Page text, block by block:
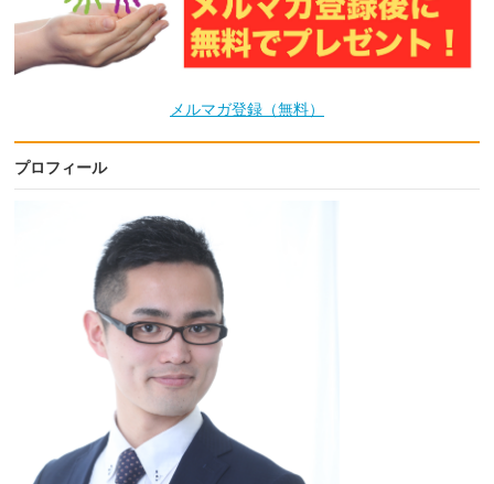
メルマガ登録（無料）
プロフィール